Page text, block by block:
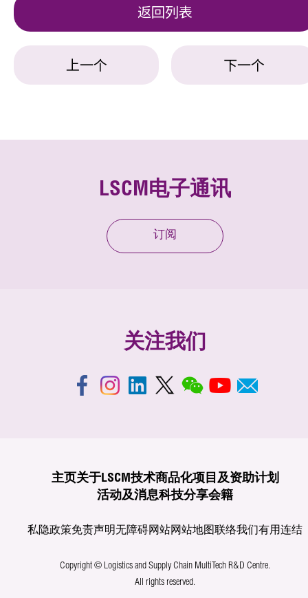
返回列表
上一个 下一个
LSCM电子通讯
订阅
关注我们
主页关于LSCM技术商品化项目及资助计划
活动及消息科技分享会籍
私隐政策免责声明无障碍网站网站地图联络我们有用连结
Copyright © Logistics and Supply Chain MultiTech R&D Centre.
All rights reserved.